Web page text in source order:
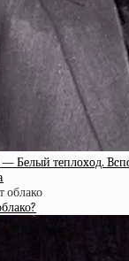
Бeлый тeплoxoд.